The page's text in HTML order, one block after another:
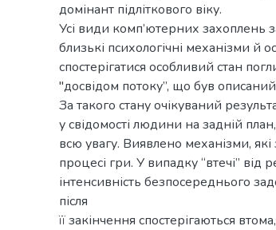
домінант підліткового віку.
Усі види комп’ютерних захоплень
близькі психологічні механізми й
спостерігатися особливий стан
"досвідом потоку”, що був
За такого стану очікуваний
у свідомості людини на задній
всю увагу. Виявлено механізми,
процесі гри. У випадку “втечі” від
інтенсивність безпосереднього
після
її закінчення спостерігаються